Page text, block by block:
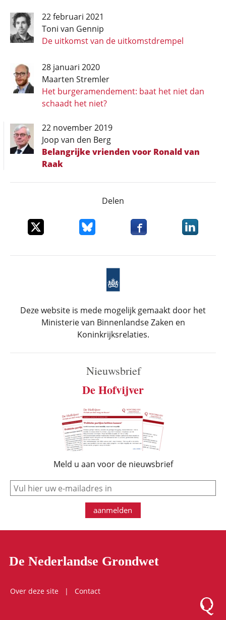
22 februari 2021
Toni van Gennip
De uitkomst van de uitkomstdrempel
28 januari 2020
Maarten Stremler
Het burgeramendement: baat het niet dan
schaadt het niet?
22 november 2019
Joop van den Berg
Belangrijke vrienden voor Ronald van
Raak
Delen
Deel dit item op XDeel dit item op Bluesky
Deel dit item opDeel dit
Deze website is mede mogelijk gemaakt door het
Ministerie van Binnenlandse Zaken en
Koninkrijksrelaties.
Nieuwsbrief
De Hofvijver
Meld u aan voor de nieuwsbrief
e-mail
aanmelden
De Nederlandse Grondwet
Over deze site
Contact
Logo